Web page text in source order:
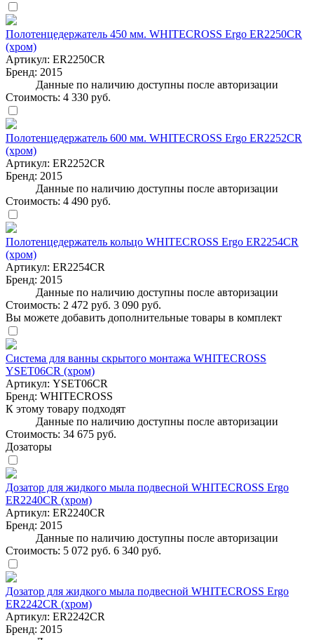
Полотенцедержатель 450 мм. WHITECROSS Ergo ER2250CR
(хром)
Артикул: ER2250CR
Бренд: 2015
Данные по наличию доступны после авторизации
Стоимость: 4 330 руб.
Полотенцедержатель 600 мм. WHITECROSS Ergo ER2252CR
(хром)
Артикул: ER2252CR
Бренд: 2015
Данные по наличию доступны после авторизации
Стоимость: 4 490 руб.
Полотенцедержатель кольцо WHITECROSS Ergo ER2254CR
(хром)
Артикул: ER2254CR
Бренд: 2015
Данные по наличию доступны после авторизации
Стоимость: 2 472 руб. 3 090 руб.
Вы можете добавить дополнительные товары в комплект
Система для ванны скрытого монтажа WHITECROSS
YSET06CR (хром)
Артикул: YSET06CR
Бренд: WHITECROSS
К этому товару подходят
Данные по наличию доступны после авторизации
Стоимость: 34 675 руб.
Дозаторы
Дозатор для жидкого мыла подвесной WHITECROSS Ergo
ER2240CR (хром)
Артикул: ER2240CR
Бренд: 2015
Данные по наличию доступны после авторизации
Стоимость: 5 072 руб. 6 340 руб.
Дозатор для жидкого мыла подвесной WHITECROSS Ergo
ER2242CR (хром)
Артикул: ER2242CR
Бренд: 2015